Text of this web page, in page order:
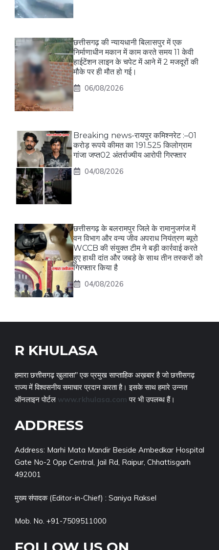
छत्तीसगढ़ की न्यायधानी बिलासपुर में एक
निर्माणाधीन मकान में काम करते समय 11 केवी
हाईटेंशन लाइन के चपेट में आने में 2 मजदूरों की
मौके पर ही मौत हो गई।
06/08/2026
Breaking news-रायपुर कमिश्नरेट :–01
करोड़ रूपये कीमत का 191.525 किलोग्राम
गांजा जप्त02 अंतर्राज्यीय आरोपी गिरफ्तार
04/08/2026
छत्तीसगढ़ के बलरामपुर जिले के रामानुजगंज में
वन विभाग और वन्य जीव अपराध नियंत्रण ब्यूरो
WCCB की संयुक्त टीम ने बड़ी कार्रवाई करते
हुए हाथी दांत और जबड़े के साथ तीन तस्करों को
गिरफ्तार किया है
04/08/2026
R KHULASA
हमारा छत्तीसगढ़ खुलासा" एक प्रमुख साप्ताहिक अख़बार है जो छत्तीसगढ़
राज्य में विश्वसनीय समाचार प्रदान करता है। इसके साथ हमारे उन्नत
ऑनलाइन पोर्टल www.rkhulasa.com पर भी उपलब्ध हैं।
ADDRESS
Address: Marhi Mata Mandir Beside Ambedkar Hospital
Gate No-2 Opp Central, Jail Rd, Raipur, Chhattisgarh
492001
मुख्य संपादक (Editor-in-Chief) : Saniya Raksel
Mob. No. +91-7509511000